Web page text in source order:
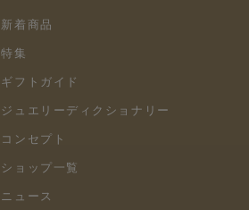
新着商品
特集
ギフトガイド
ジュエリーディクショナリー
コンセプト
ショップ一覧
ニュース